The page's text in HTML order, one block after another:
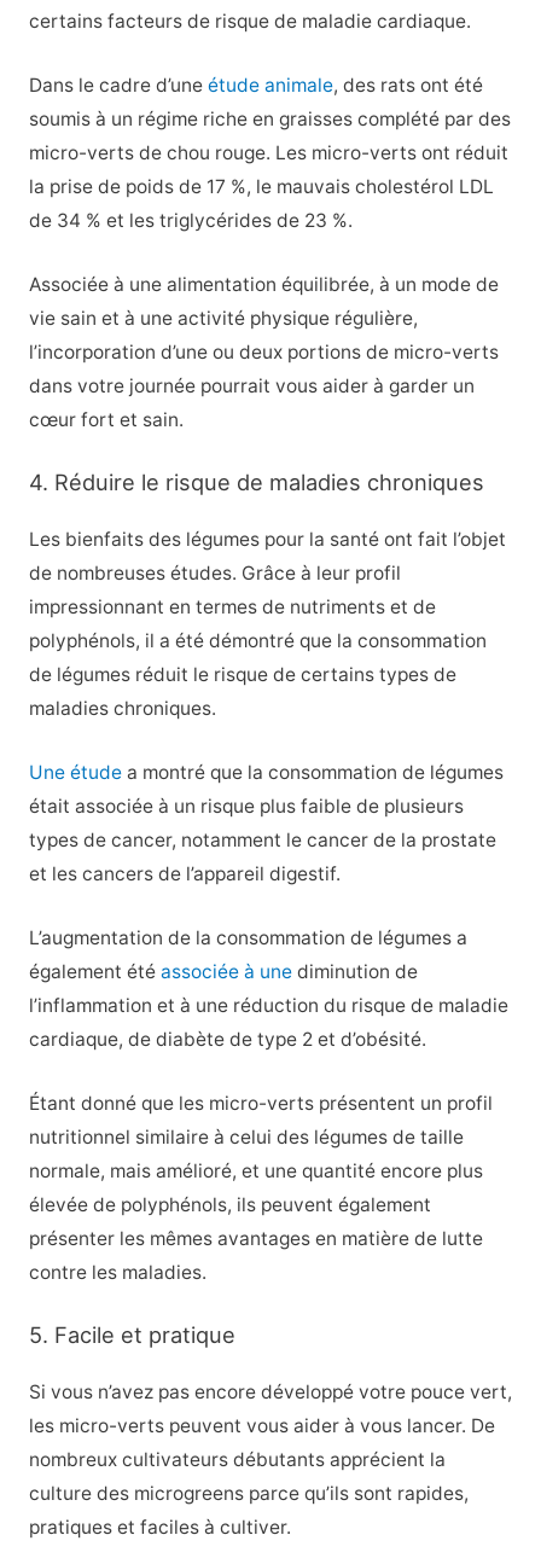
certains facteurs de risque de maladie cardiaque.
Dans le cadre d’une étude animale, des rats ont été
soumis à un régime riche en graisses complété par des
micro-verts de chou rouge. Les micro-verts ont réduit
la prise de poids de 17 %, le mauvais cholestérol LDL
de 34 % et les triglycérides de 23 %.
Associée à une alimentation équilibrée, à un mode de
vie sain et à une activité physique régulière,
l’incorporation d’une ou deux portions de micro-verts
dans votre journée pourrait vous aider à garder un
cœur fort et sain.
4. Réduire le risque de maladies chroniques
Les bienfaits des légumes pour la santé ont fait l’objet
de nombreuses études. Grâce à leur profil
impressionnant en termes de nutriments et de
polyphénols, il a été démontré que la consommation
de légumes réduit le risque de certains types de
maladies chroniques.
Une étudea montré que la consommation de légumes
était associée à un risque plus faible de plusieurs
types de cancer, notamment le cancer de la prostate
et les cancers de l’appareil digestif.
L’augmentation de la consommation de légumes a
également été associée à unediminution de
l’inflammation et à une réduction du risque de maladie
cardiaque, de diabète de type 2 et d’obésité.
Étant donné que les micro-verts présentent un profil
nutritionnel similaire à celui des légumes de taille
normale, mais amélioré, et une quantité encore plus
élevée de polyphénols, ils peuvent également
présenter les mêmes avantages en matière de lutte
contre les maladies.
5. Facile et pratique
Si vous n’avez pas encore développé votre pouce vert,
les micro-verts peuvent vous aider à vous lancer. De
nombreux cultivateurs débutants apprécient la
culture des microgreens parce qu’ils sont rapides,
pratiques et faciles à cultiver.